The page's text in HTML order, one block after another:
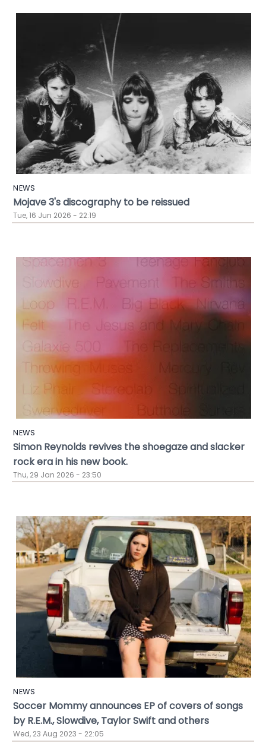
NEWS
Mojave 3's discography to be reissued
Tue, 16 Jun 2026 - 22:19
NEWS
Simon Reynolds revives the shoegaze and slacker
rock era in his new book.
Thu, 29 Jan 2026 - 23:50
NEWS
Soccer Mommy announces EP of covers of songs
by R.E.M., Slowdive, Taylor Swift and others
Wed, 23 Aug 2023 - 22:05